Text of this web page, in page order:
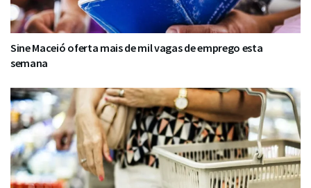
Sine Maceió oferta mais de mil vagas de emprego esta
semana